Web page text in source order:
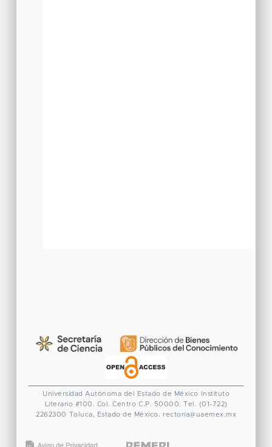
Universidad Autónoma del Estado de México
Instituto
Literario #100. Col. Centro C.P. 50000. Tel. (01-722)
2262300 Toluca, Estado de México. rectoria@uaemex.mx